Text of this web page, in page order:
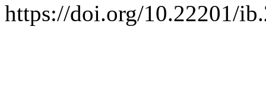
https://doi.org/10.22201/